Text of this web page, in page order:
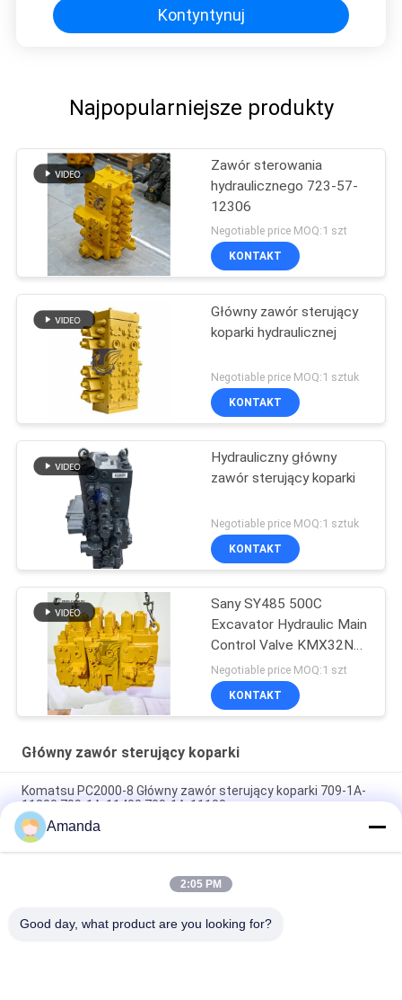
Kontyntynuj
Najpopularniejsze produkty
Zawór sterowania
hydraulicznego 723-57-
12306
Negotiable price MOQ:1 szt
KONTAKT
Główny zawór sterujący
koparki hydraulicznej
Negotiable price MOQ:1 sztuk
KONTAKT
Hydrauliczny główny
zawór sterujący koparki
Negotiable price MOQ:1 sztuk
KONTAKT
Sany SY485 500C
Excavator Hydraulic Main
Control Valve KMX32NA
High Quality
Negotiable price MOQ:1 szt
KONTAKT
Główny zawór sterujący koparki
Komatsu PC2000-8 Główny zawór sterujący koparki 709-1A-
11300 709-1A-11400 709-1A-11100
PC160LC-7 PC160-7 Wynęgarka z zawórami sterującymi
Komatsu, 723-57-16100 Główne części wykopalni
VOE14541591 Główny zawór sterujący koparki dla Volvo
Amanda
2:05 PM
Good day, what product are you looking for?